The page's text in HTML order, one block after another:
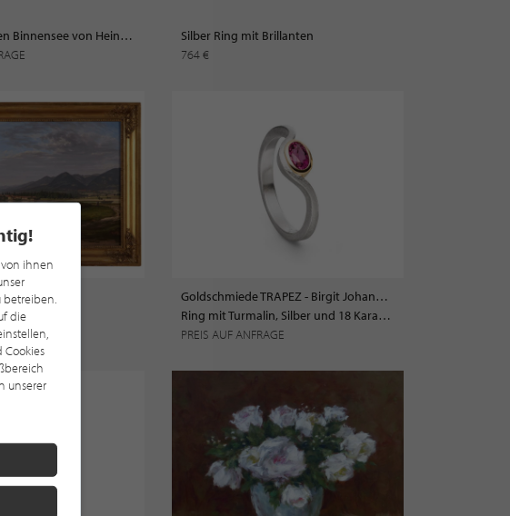
Blick auf Großen Binnensee von Heinrich L.T. Gurlitt
Silber Ring mit Brillanten
764 €
Goldschmiede TRAPEZ - Birgit Johannsen
Ring mit Turmalin, Silber und 18 Karat Gold
PREIS AUF ANFRAGE
von ihnen
betreiben.
die
unserer